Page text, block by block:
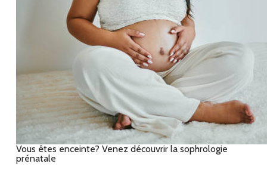
Vous êtes enceinte? Venez découvrir la sophrologie
prénatale